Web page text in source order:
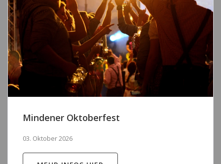
Mindener Oktoberfest
03. Oktober 2026